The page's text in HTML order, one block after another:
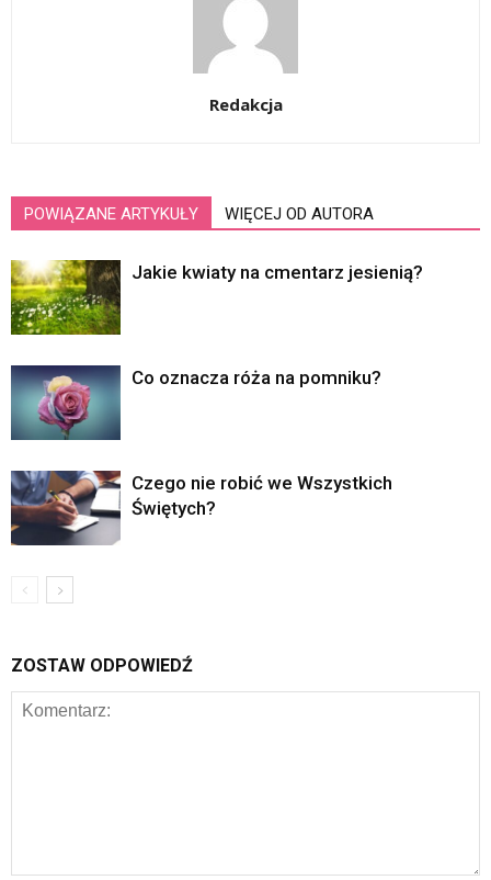
Redakcja
POWIĄZANE ARTYKUŁY WIĘCEJ OD AUTORA
Jakie kwiaty na cmentarz jesienią?
Co oznacza róża na pomniku?
Czego nie robić we Wszystkich
Świętych?
ZOSTAW ODPOWIEDŹ